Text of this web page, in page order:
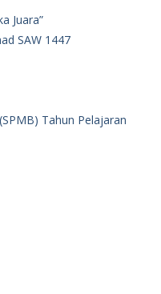
Juara”
SAW 1447
Tahun Pelajaran